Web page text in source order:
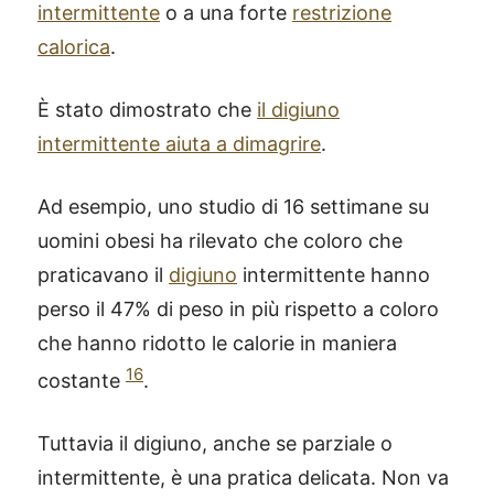
intermittente o a una forte restrizione
calorica.
È stato dimostrato che il digiuno
intermittente aiuta a dimagrire.
Ad esempio, uno studio di 16 settimane su
uomini obesi ha rilevato che coloro che
praticavano il digiuno intermittente hanno
perso il 47% di peso in più rispetto a coloro
che hanno ridotto le calorie in maniera
costante 16.
Tuttavia il digiuno, anche se parziale o
intermittente, è una pratica delicata. Non va